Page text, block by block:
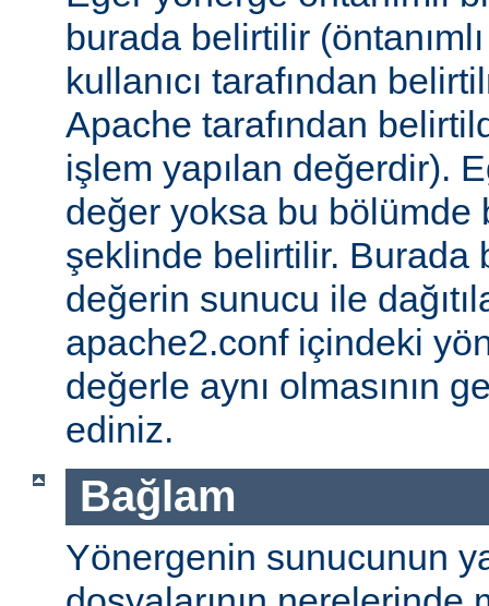
burada belirtilir
kullanıcı tarafından
Apache tarafından
işlem yapılan değerdir).
değer yoksa bu bölümde
şeklinde belirtilir. Burada
değerin sunucu ile
apache2.conf içindeki
değerle aynı olmasının
ediniz.
Bağlam
Yönergenin sunucunun